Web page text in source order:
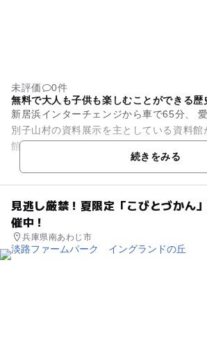
未評価
0件
無料で大人も子供も楽しむことができる歴
新居浜インターチェンジから車で65分、
別子山村の資料展示を主としている資料館
館です。日本三大銅山の一つといわれてい
を紹介する写真パネルな...続きをみる
見逃し厳禁！夏限定「こびとづかん
催中！
兵庫県南あわじ市